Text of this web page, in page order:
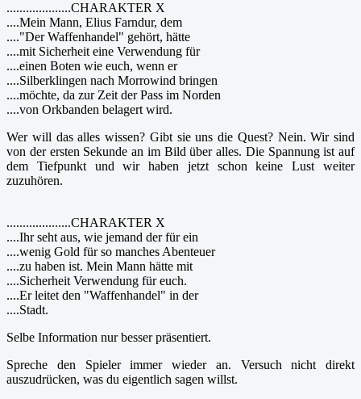
....................CHARAKTER X
....Mein Mann, Elius Farndur, dem
...."Der Waffenhandel" gehört, hätte
....mit Sicherheit eine Verwendung für
....einen Boten wie euch, wenn er
....Silberklingen nach Morrowind bringen
....möchte, da zur Zeit der Pass im Norden
....von Orkbanden belagert wird.
Wer will das alles wissen? Gibt sie uns die Quest? Nein. Wir sind
von der ersten Sekunde an im Bild über alles. Die Spannung ist auf
dem Tiefpunkt und wir haben jetzt schon keine Lust weiter
zuzuhören.
....................CHARAKTER X
....Ihr seht aus, wie jemand der für ein
....wenig Gold für so manches Abenteuer
....zu haben ist. Mein Mann hätte mit
....Sicherheit Verwendung für euch.
....Er leitet den "Waffenhandel" in der
....Stadt.
Selbe Information nur besser präsentiert.
Spreche den Spieler immer wieder an. Versuch nicht direkt
auszudrücken, was du eigentlich sagen willst.